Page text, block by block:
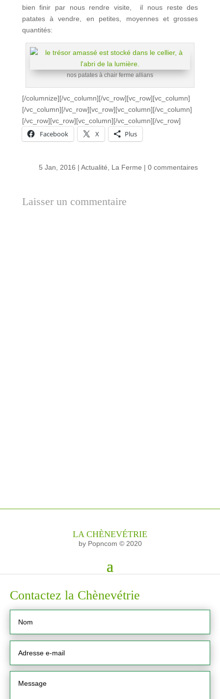
bien finir par nous rendre visite, il nous reste des
patates à vendre, en petites, moyennes et grosses
quantités:
nos patates à chair ferme allians
[/columnize][/vc_column][/vc_row][vc_row][vc_column]
[/vc_column][/vc_row][vc_row][vc_column][/vc_column]
[/vc_row][vc_row][vc_column][/vc_column][/vc_row]
Facebook X Plus
5 Jan, 2016 |Actualité La Ferme |0 commentaires
Laisser un commentaire
LA CHÈNEVÉTRIE
by Popncom © 2020
Contactez la Chènevétrie